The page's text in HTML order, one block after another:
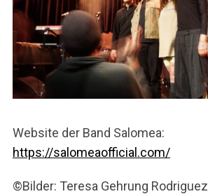
Website der Band Salomea:
https://salomeaofficial.com/
©️Bilder: Teresa Gehrung Rodriguez